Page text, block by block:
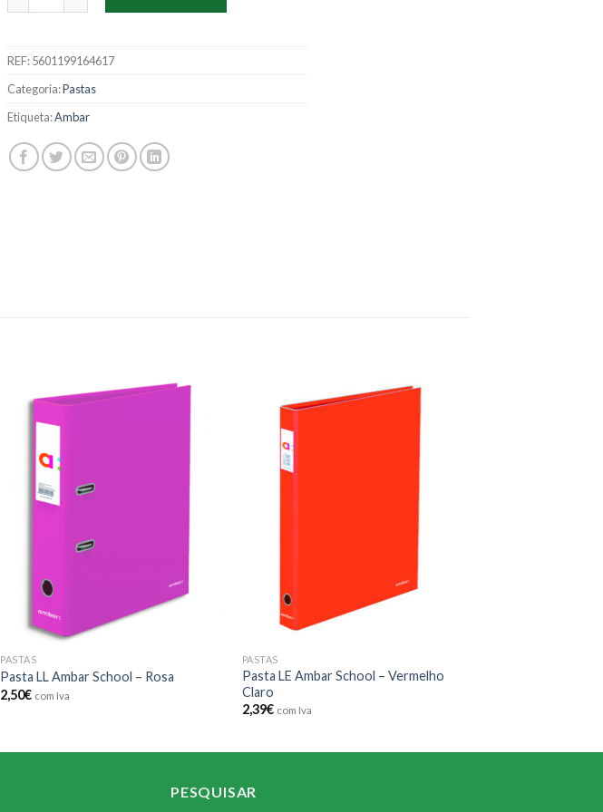
REF:5601199164617
Categoria:Pastas
Etiqueta:Ambar
PASTAS
Pasta LL Ambar School – Rosa
2,50€ com Iva
Add to
wishlist
PASTAS
Pasta LE Ambar School – Vermelho
Claro
2,39€ com Iva
PESQUISAR